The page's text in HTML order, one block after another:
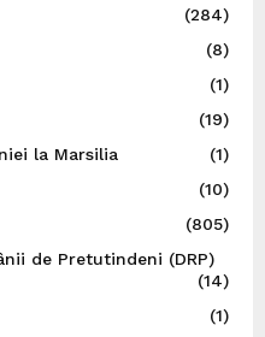
(284)
(8)
(1)
(19)
la Marsilia
(1)
(10)
(805)
de Pretutindeni (DRP)
(14)
(1)